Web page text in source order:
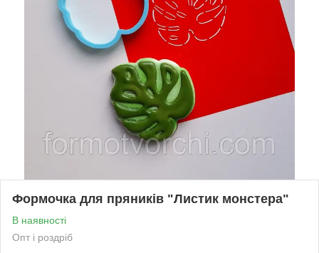
Формочка для пряників "Листик монстера"
В наявності
Опт і роздріб